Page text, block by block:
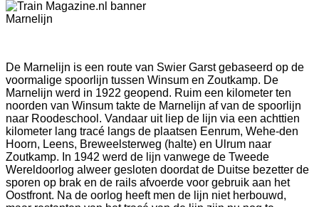
Marnelijn
De Marnelijn is een route van Swier Garst gebaseerd op de
voormalige spoorlijn tussen Winsum en Zoutkamp. De
Marnelijn werd in 1922 geopend. Ruim een kilometer ten
noorden van Winsum takte de Marnelijn af van de spoorlijn
naar Roodeschool. Vandaar uit liep de lijn via een achttien
kilometer lang tracé langs de plaatsen Eenrum, Wehe-den
Hoorn, Leens, Breweelsterweg (halte) en Ulrum naar
Zoutkamp. In 1942 werd de lijn vanwege de Tweede
Wereldoorlog alweer gesloten doordat de Duitse bezetter de
sporen op brak en de rails afvoerde voor gebruik aan het
Oostfront. Na de oorlog heeft men de lijn niet herbouwd,